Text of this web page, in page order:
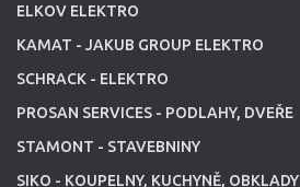
ELKOV ELEKTRO
KAMAT - JAKUB GROUP ELEKTRO
SCHRACK - ELEKTRO
PROSAN SERVICES - PODLAHY, DVEŘE
STAMONT - STAVEBNINY
SIKO - KOUPELNY, KUCHYNĚ, OBKLADY